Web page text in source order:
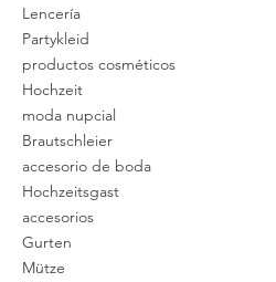
Lencería
Partykleid
productos cosméticos
Hochzeit
moda nupcial
Brautschleier
accesorio de boda
Hochzeitsgast
accesorios
Gurten
Mütze